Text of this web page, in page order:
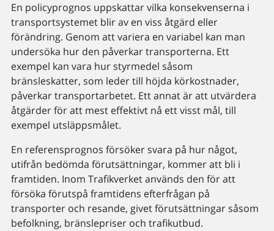
En policyprognos uppskattar vilka konsekvenserna i
transportsystemet blir av en viss åtgärd eller
förändring. Genom att variera en variabel kan man
undersöka hur den påverkar transporterna. Ett
exempel kan vara hur styrmedel såsom
bränsleskatter, som leder till höjda körkostnader,
påverkar transportarbetet. Ett annat är att utvärdera
åtgärder för att mest effektivt nå ett visst mål, till
exempel utsläppsmålet.
En referensprognos försöker svara på hur något,
utifrån bedömda förutsättningar, kommer att bli i
framtiden. Inom Trafikverket används den för att
försöka förutspå framtidens efterfrågan på
transporter och resande, givet förutsättningar såsom
befolkning, bränslepriser och trafikutbud.